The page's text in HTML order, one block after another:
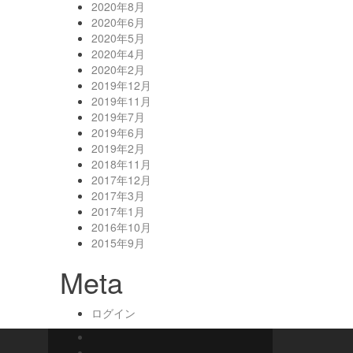
2020年8月
2020年6月
2020年5月
2020年4月
2020年2月
2019年12月
2019年11月
2019年7月
2019年6月
2019年2月
2018年11月
2017年12月
2017年3月
2017年1月
2016年10月
2015年9月
Meta
ログイン